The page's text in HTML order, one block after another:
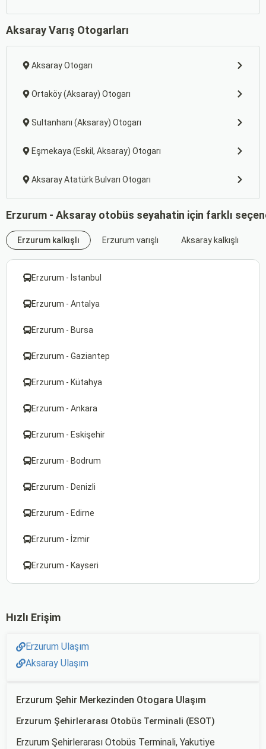
Aksaray Varış Otogarları
Aksaray Otogarı
Ortaköy (Aksaray) Otogarı
Sultanhanı (Aksaray) Otogarı
Eşmekaya (Eskil, Aksaray) Otogarı
Aksaray Atatürk Bulvarı Otogarı
Erzurum - Aksaray otobüs seyahatin için farklı
Erzurum kalkışlı Erzurum varışlı Aksaray kalkışlı
Erzurum - İstanbul
Erzurum - Antalya
Erzurum - Bursa
Erzurum - Gaziantep
Erzurum - Kütahya
Erzurum - Ankara
Erzurum - Eskişehir
Erzurum - Bodrum
Erzurum - Denizli
Erzurum - Edirne
Erzurum - İzmir
Erzurum - Kayseri
Hızlı Erişim
Erzurum Ulaşım
Aksaray Ulaşım
Erzurum Şehir Merkezinden Otogara Ulaşım
Erzurum Şehirlerarası Otobüs Terminali (ESOT)
Erzurum Şehirlerarası Otobüs Terminali, Yakutiye